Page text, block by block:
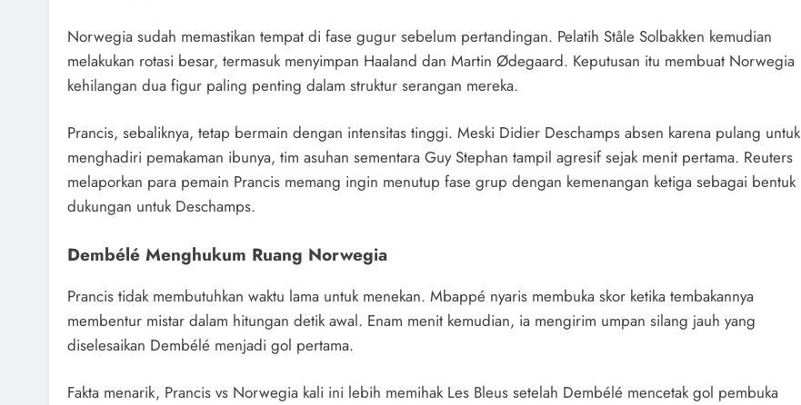
Norwegia sudah memastikan tempat di fase gugur sebelum pertandingan. Pelatih Ståle Solbakken kemudian
melakukan rotasi besar, termasuk menyimpan Haaland dan Martin Ødegaard. Keputusan itu membuat Norwegia
kehilangan dua figur paling penting dalam struktur serangan mereka.
Prancis, sebaliknya, tetap bermain dengan intensitas tinggi. Meski Didier Deschamps absen karena pulang untuk
menghadiri pemakaman ibunya, tim asuhan sementara Guy Stephan tampil agresif sejak menit pertama. Reuters
melaporkan para pemain Prancis memang ingin menutup fase grup dengan kemenangan ketiga sebagai bentuk
dukungan untuk Deschamps.
Dembélé Menghukum Ruang Norwegia
Prancis tidak membutuhkan waktu lama untuk menekan. Mbappé nyaris membuka skor ketika tembakannya
membentur mistar dalam hitungan detik awal. Enam menit kemudian, ia mengirim umpan silang jauh yang
diselesaikan Dembélé menjadi gol pertama.
Fakta menarik, Prancis vs Norwegia kali ini lebih memihak Les Bleus setelah Dembélé mencetak gol pembuka